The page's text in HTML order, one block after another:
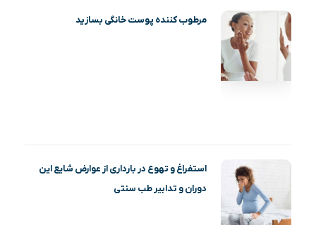
مرطوب کننده پوست خانگی بسازید
استفراغ و تهوع در بارداری از عوارض شایع این
دوران و تدابیر طب سنتی